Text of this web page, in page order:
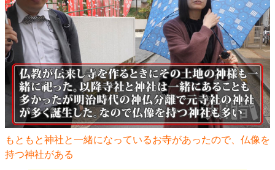
もともと神社と一緒になっているお寺があったので、仏像を
持つ神社がある